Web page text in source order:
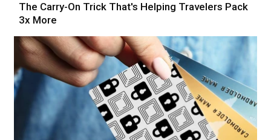
The Carry-On Trick That's Helping Travelers Pack
3x More